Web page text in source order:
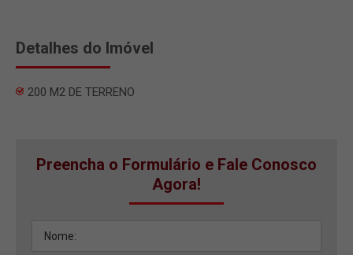
Detalhes do Imóvel
200 M2 DE TERRENO
Preencha o Formulário e Fale Conosco
Agora!